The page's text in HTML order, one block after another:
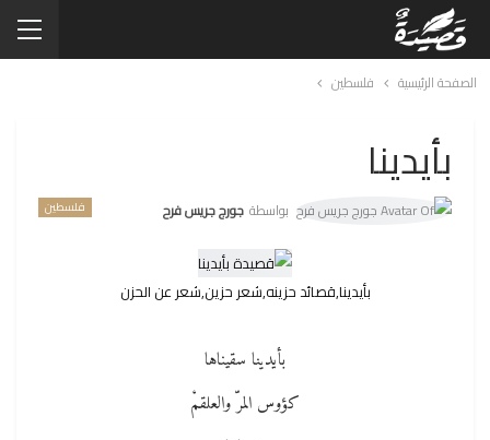
الصفحة الرئيسية فلسطين
بأيدينا
فلسطين بواسطة جورج جريس فرح
بأيدينا,قصائد حزينه,شعر حزين,شعر عن الحزن
بأيدينا سقيناها
كؤوس المرّ والعلقمْ